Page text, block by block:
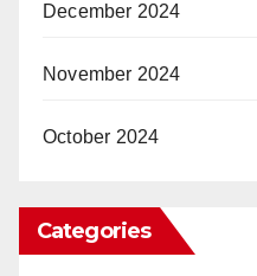
December 2024
November 2024
October 2024
Categories